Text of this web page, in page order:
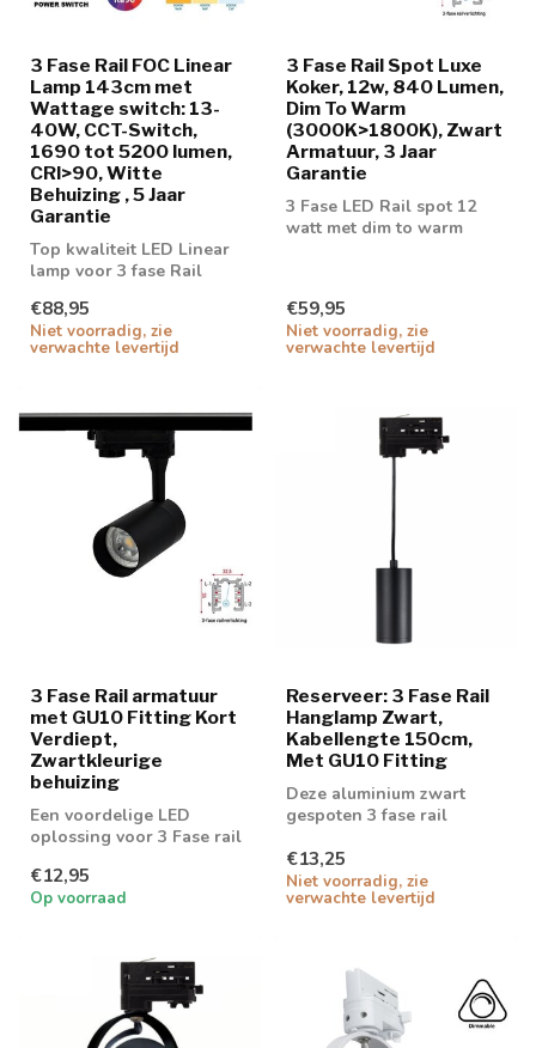
3 Fase Rail FOC Linear
Lamp 143cm met
Wattage switch: 13-
40W, CCT-Switch,
1690 tot 5200 lumen,
CRI>90, Witte
Behuizing , 5 Jaar
Garantie
Top kwaliteit LED Linear
lamp voor 3 fase Rail
€88,95
Niet voorradig, zie
verwachte levertijd
3 Fase Rail Spot Luxe
Koker, 12w, 840 Lumen,
Dim To Warm
(3000K>1800K), Zwart
Armatuur, 3 Jaar
Garantie
3 Fase LED Rail spot 12
watt met dim to warm
€59,95
Niet voorradig, zie
verwachte levertijd
3 Fase Rail armatuur
met GU10 Fitting Kort
Verdiept,
Zwartkleurige
behuizing
Een voordelige LED
oplossing voor 3 Fase rail
GU10 spot
€12,95
Op voorraad
Reserveer: 3 Fase Rail
Hanglamp Zwart,
Kabellengte 150cm,
Met GU10 Fitting
Deze aluminium zwart
gespoten 3 fase rail
een GU10 fitt...
€13,25
Niet voorradig, zie
verwachte levertijd